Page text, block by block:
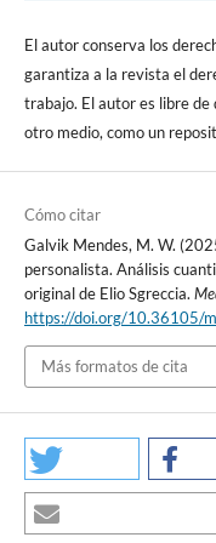
Ethical Models Applied
Extracorporeal
[Internet]. 2019; 7.
https://
DOI:https://doi.org/
Stein E. La estructura de
Completas IV Escritos
Madrid, Victoria: Monte
personalism [Internet].
en:https://
ersonalism
Vásquez HT, Tirado
El autor conserva los
garantiza a la revista el
trabajo. El autor es libre
otro medio, como un
Cómo citar
Galvik Mendes, M. W.
personalista. Análisis
original de Elio Sgreccia.
https://doi.org/10.36105/
Más formatos de cita